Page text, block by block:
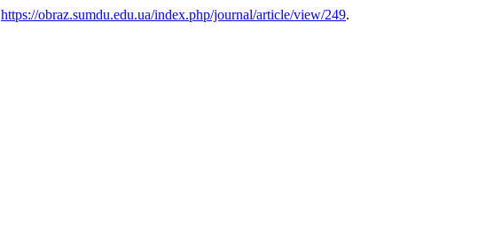
https://obraz.sumdu.edu.ua/index.php/journal/article/view/249.